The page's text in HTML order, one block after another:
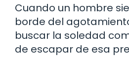
Cuando un hombre
borde del
buscar la soledad
de escapar de esa